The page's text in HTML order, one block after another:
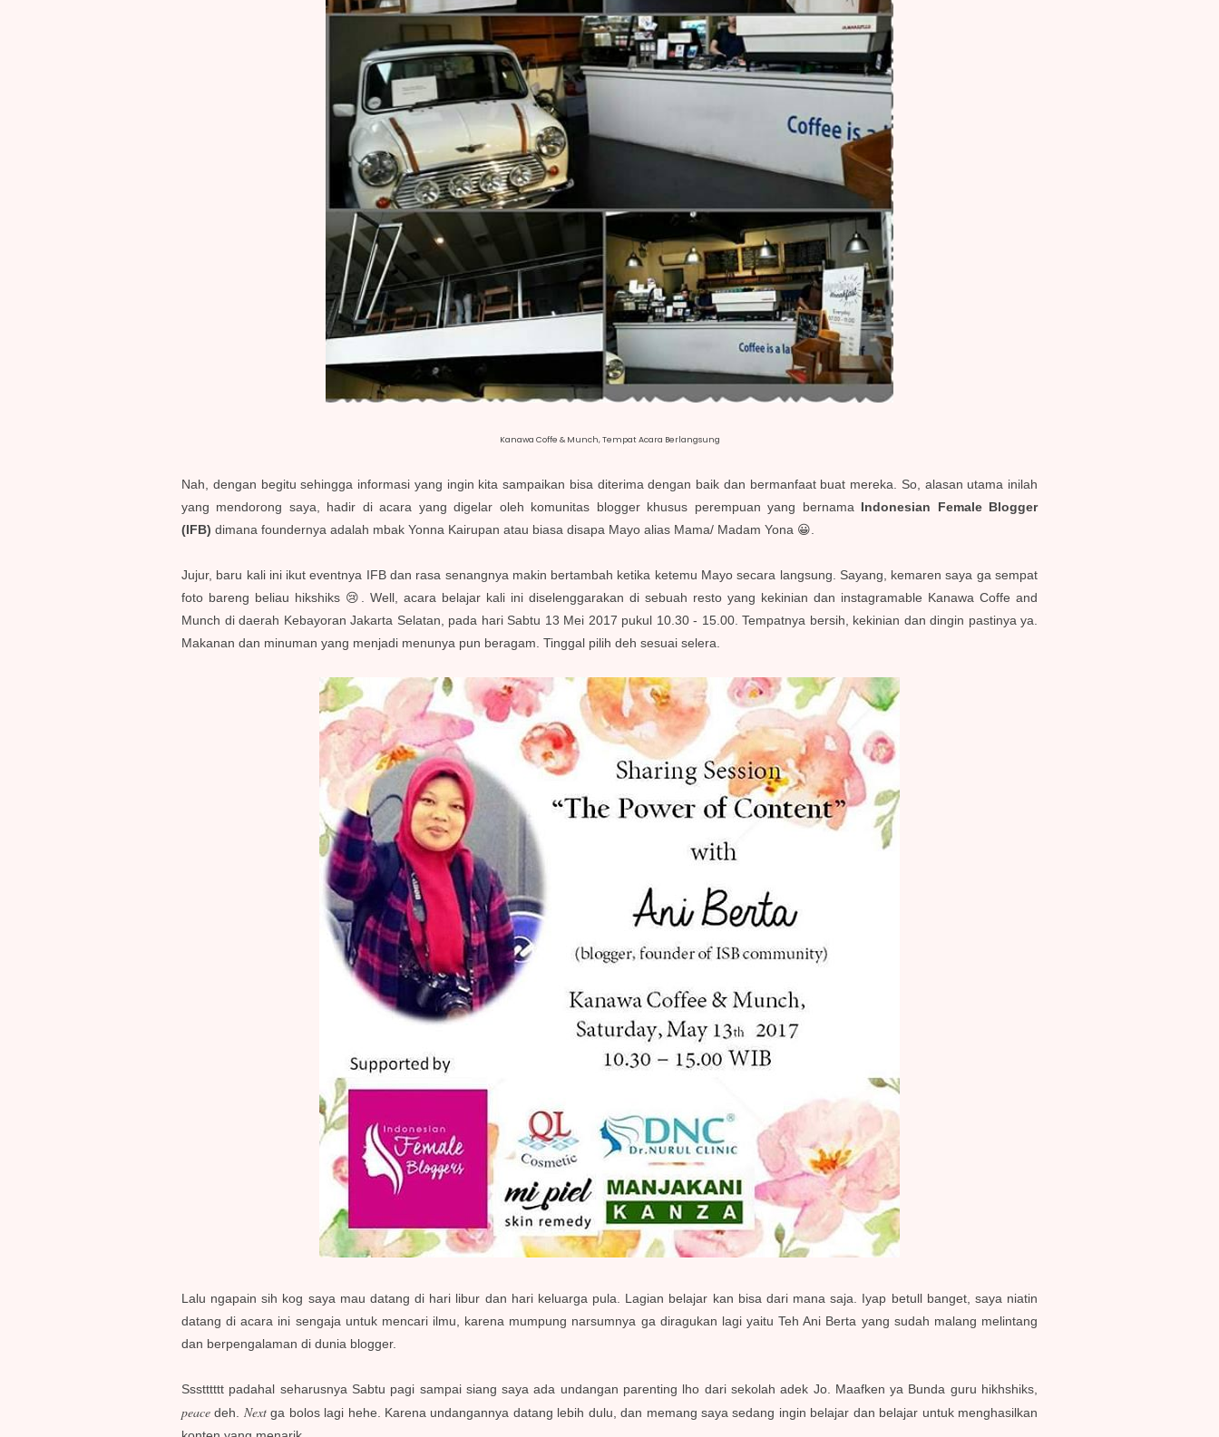
Kanawa Coffe & Munch, Tempat Acara Berlangsung
Nah, dengan begitu sehingga informasi yang ingin kita sampaikan bisa diterima dengan baik dan bermanfaat buat mereka. So, alasan utama inilah
yang mendorong saya, hadir di acara yang digelar oleh komunitas blogger khusus perempuan yang bernama Indonesian Female Blogger
(IFB) dimana foundernya adalah mbak Yonna Kairupan atau biasa disapa Mayo alias Mama/ Madam Yona 😀.
Jujur, baru kali ini ikut eventnya IFB dan rasa senangnya makin bertambah ketika ketemu Mayo secara langsung. Sayang, kemaren saya ga sempat
foto bareng beliau hikshiks 😢. Well, acara belajar kali ini diselenggarakan di sebuah resto yang kekinian dan instagramable Kanawa Coffe and
Munch di daerah Kebayoran Jakarta Selatan, pada hari Sabtu 13 Mei 2017 pukul 10.30 - 15.00. Tempatnya bersih, kekinian dan dingin pastinya ya.
Makanan dan minuman yang menjadi menunya pun beragam. Tinggal pilih deh sesuai selera.
Lalu ngapain sih kog saya mau datang di hari libur dan hari keluarga pula. Lagian belajar kan bisa dari mana saja. Iyap betull banget, saya niatin
datang di acara ini sengaja untuk mencari ilmu, karena mumpung narsumnya ga diragukan lagi yaitu Teh Ani Berta yang sudah malang melintang
dan berpengalaman di dunia blogger.
Ssstttttt padahal seharusnya Sabtu pagi sampai siang saya ada undangan parenting lho dari sekolah adek Jo. Maafken ya Bunda guru hikhshiks,
peacedeh. Nextga bolos lagi hehe. Karena undangannya datang lebih dulu, dan memang saya sedang ingin belajar dan belajar untuk menghasilkan